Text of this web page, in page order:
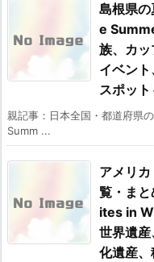
島根県
e
族、カ
イベン
スポット
親記事：日本全国・都道府県
Summ ...
アメリ
覧・ま
ites in
世界遺
化遺産